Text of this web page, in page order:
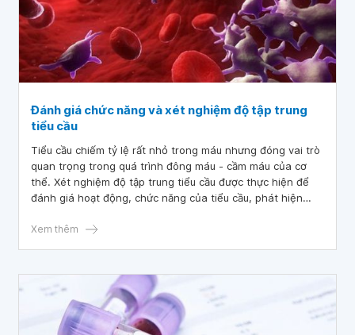
Đánh giá chức năng và xét nghiệm độ tập trung
tiểu cầu
Tiểu cầu chiếm tỷ lệ rất nhỏ trong máu nhưng đóng vai trò
quan trọng trong quá trình đông máu - cầm máu của cơ
thể. Xét nghiệm độ tập trung tiểu cầu được thực hiện để
đánh giá hoạt động, chức năng của tiểu cầu, phát hiện
tai biến xuất huyết.
Xem thêm